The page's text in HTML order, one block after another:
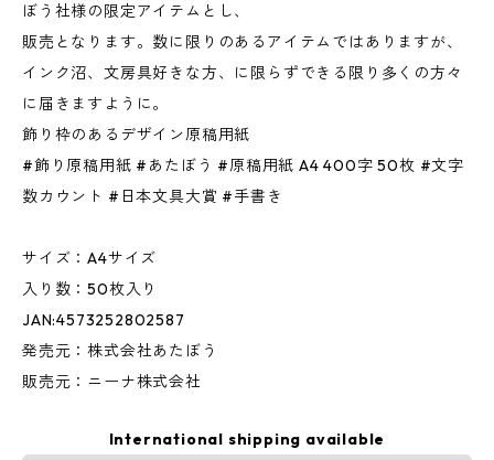
ぼう社様の限定アイテムとし、
販売となります。数に限りのあるアイテムではありますが、
インク沼、文房具好きな方、に限らずできる限り多くの方々
に届きますように。
飾り枠のあるデザイン原稿用紙
#飾り原稿用紙 #あたぼう #原稿用紙 A4 400字 50枚 #文字
数カウント #日本文具大賞 #手書き
サイズ：A4サイズ
入り数：50枚入り
JAN:4573252802587
発売元：株式会社あたぼう
販売元：ニーナ株式会社
International shipping available